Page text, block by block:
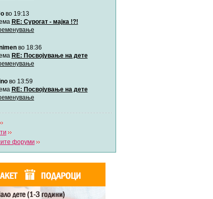
во 19:13
RE: Сурогат - мајка !?!
во 18:36
RE: Посвојување на дете
во 13:59
RE: Посвојување на дете
форуми